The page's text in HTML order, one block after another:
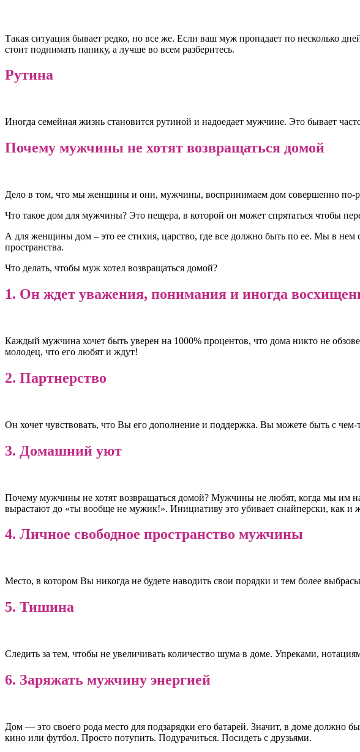
Такая ситуация бывает редко, но все же. Если ваш муж пропадает по несколько
стоит поднимать панику, а лучше во всем разберитесь.
Рутина
Иногда семейная жизнь становится рутиной и надоедает мужчине. Это бывает
Почему мужчины не хотят возвращаться домой
Дело в том, что мы женщины и они, мужчины, воспринимаем дом совершенно по-
Что такое дом для мужчины? Это пещера, в которой он может спрятаться чтобы
А для женщины дом – это ее стихия, царство, где все должно быть по ее. Мы в
пространства.
Что делать, чтобы муж хотел возвращаться домой?
1. Он ждет уважения, понимания и иногда
Каждый мужчина хочет быть уверен на 1000% процентов, что дома никто не
молодец, что его любят и ждут!
2. Партнерство
Он хочет чувствовать, что Вы его дополнение и поддержка. Вы можете быть с
3. Домашний уют
Почему мужчины не хотят возвращаться домой? Мужчины не любят, когда мы им
вырастают до «ты вообще не мужик!». Инициативу это убивает снайперски, как и
4. Личное свободное пространство мужчины
Место, в котором Вы никогда не будете наводить свои порядки и тем более
5. Тишина
Следить за тем, чтобы не увеличивать количество шума в доме. Упреками,
6. Заряжать мужчину энергией
Дом — это своего рода место для подзарядки его батарей. Значит, в доме
кино или футбол. Просто потупить. Подурачиться. Посидеть с друзьями.